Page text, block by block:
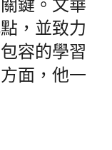
鍵。文華
，並致力
容的學習
面，他一